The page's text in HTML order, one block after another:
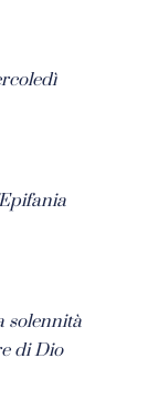
solennità
di Dio